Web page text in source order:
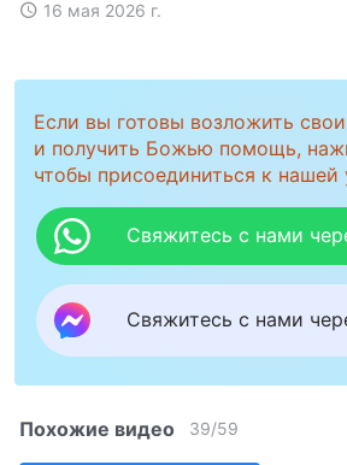
16 мая 2026 г.
Если вы готовы возложить
и получить Божью помощь,
чтобы присоединиться к нашей
Свяжитесь с нами
Свяжитесь с нами
Похожие видео 39/59